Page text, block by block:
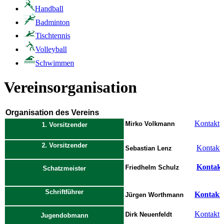
Handball
Badminton
Tischtennis
Volleyball
Schwimmen
Vereinsorganisation
Organisation des Vereins
1. Vorsitzender Mirko Volkmann Kontakt
2. Vorsitzender Sebastian Lenz
Schatzmeister Friedhelm Schulz
Schriftführer Jürgen Worthmann
Jugendobmann Dirk Neuenfeldt Kontakt